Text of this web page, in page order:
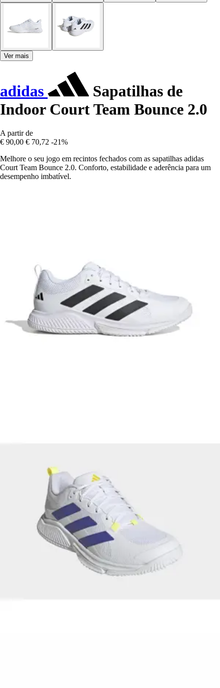
Ver mais
adidas
Sapatilhas de
Indoor Court Team Bounce 2.0
A partir de
€ 90,00 € 70,72 -21%
Melhore o seu jogo em recintos fechados com as sapatilhas adidas
Court Team Bounce 2.0. Conforto, estabilidade e aderência para um
desempenho imbatível.